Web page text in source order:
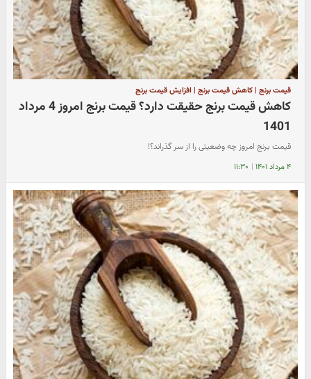
قیمت برنج | کاهش قیمت برنج | افزایش قیمت برنج
کاهش قیمت برنج حقیقت دارد؟ قیمت برنج امروز 4 مرداد
1401
قیمت برنج امروز چه وضعیتی را از سر گذراند؟!
۴ مرداد ۱۴۰۱ | ۱۱:۳۰